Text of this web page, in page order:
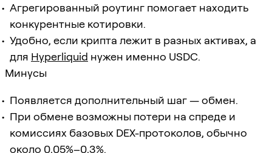
Агрегированный роутинг помогает находить
конкурентные котировки.
Удобно, если крипта лежит в разных активах, а
для Hyperliquid нужен именно USDC.
Минусы
Появляется дополнительный шаг — обмен.
При обмене возможны потери на спреде и
комиссиях базовых DEX-протоколов, обычно
около 0,05%–0,3%.